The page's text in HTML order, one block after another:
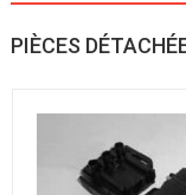
PIÈCES